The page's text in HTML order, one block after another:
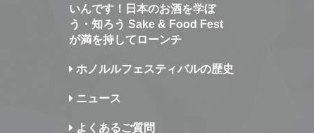
いんです！日本のお酒を学ぼ
う・知ろう Sake & Food Fest
が満を持してローンチ
ホノルルフェスティバルの歴史
ニュース
よくあるご質問